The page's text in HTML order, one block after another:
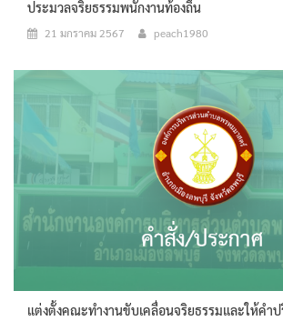
ประมวลจริยธรรมพนักงานท้องถิ่น
21 มกราคม 2567 peach1980
แต่งตั้งคณะทำงานขับเคลื่อนจริยธรรมและให้คำ